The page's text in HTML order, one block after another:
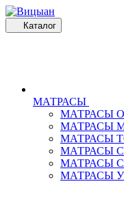
Каталог
МАТРАСЫ
МАТРАСЫ
МАТРАСЫ
МАТРАСЫ
МАТРАСЫ
МАТРАСЫ
МАТРАСЫ